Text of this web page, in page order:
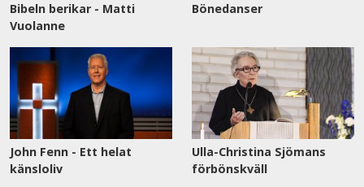
Bibeln berikar - Matti
Vuolanne
Bönedanser
John Fenn - Ett helat
känsloliv
Ulla-Christina Sjömans
förbönskväll